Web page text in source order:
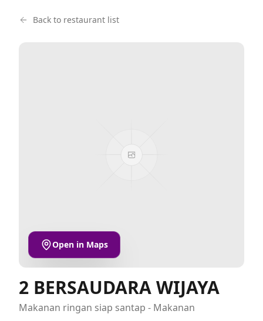
Back to restaurant list
Open in Maps
2 BERSAUDARA WIJAYA
Makanan ringan siap santap - Makanan